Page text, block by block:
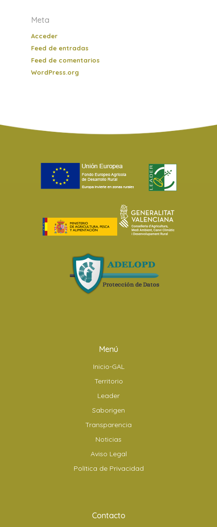
Meta
Acceder
Feed de entradas
Feed de comentarios
WordPress.org
Menú
Inicio-GAL
Territorio
Leader
Saborigen
Transparencia
Noticias
Aviso Legal
Política de Privacidad
Contacto